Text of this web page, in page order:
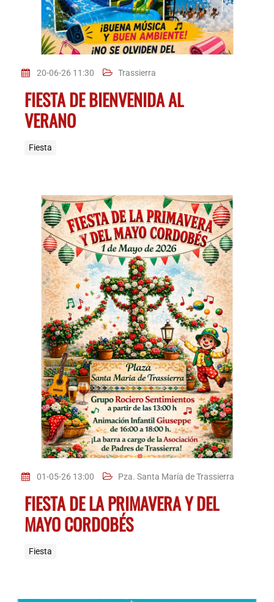
20-06-26 11:30 Trassierra
FIESTA DE BIENVENIDA AL
VERANO
Fiesta
01-05-26 13:00 Pza. Santa María de Trassierra
FIESTA DE LA PRIMAVERA Y DEL
MAYO CORDOBÉS
Fiesta